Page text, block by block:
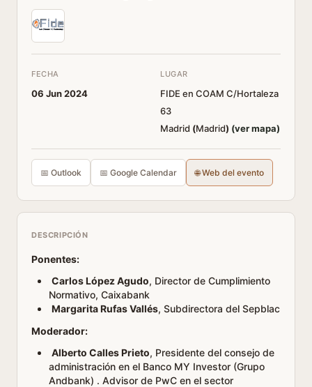
FECHA
06 Jun 2024
LUGAR
FIDE en COAM C/Hortaleza
63
Madrid (Madrid) (ver mapa)
📅 Outlook 📅 Google Calendar 🌐 Web del evento
DESCRIPCIÓN
Ponentes:
Carlos López Agudo, Director de Cumplimiento
Normativo, Caixabank
Margarita Rufas Vallés, Subdirectora del Sepblac
Moderador:
Alberto Calles Prieto, Presidente del consejo de
administración en el Banco MY Investor (Grupo
Andbank) . Advisor de PwC en el sector